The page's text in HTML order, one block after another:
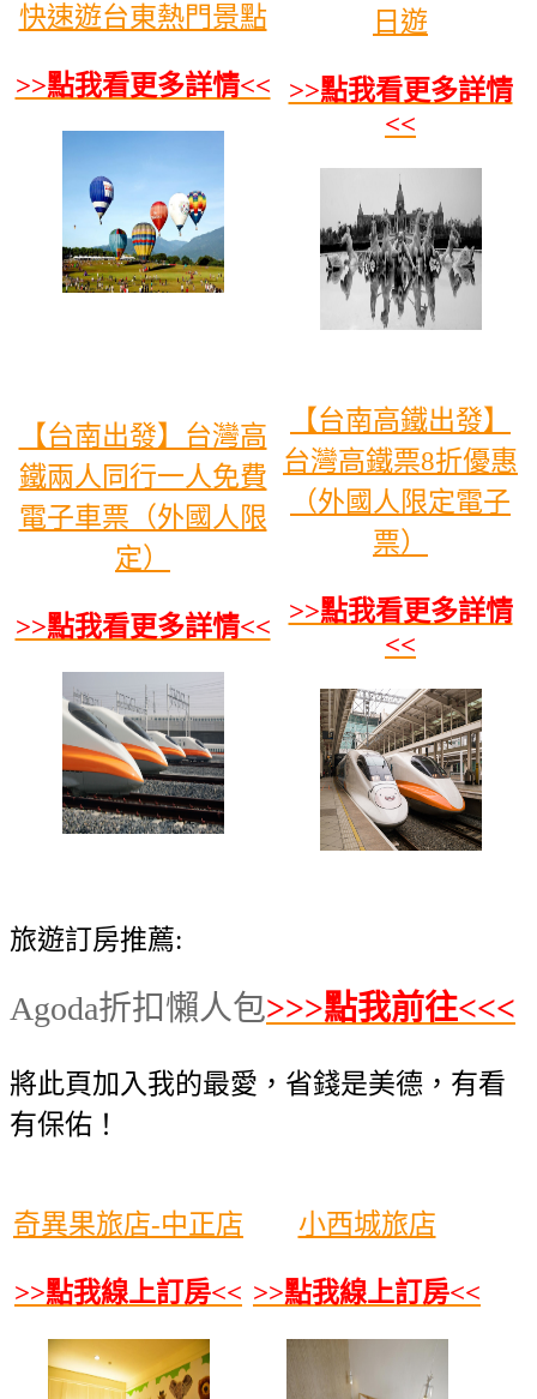
快速遊台東熱門景點
>>點我看更多詳情<<
日遊
>>點我看更多詳情
<<
【台南出發】台灣高
鐵兩人同行一人免費
電子車票（外國人限
定）
>>點我看更多詳情<<
【台南高鐵出發】
台灣高鐵票8折優惠
（外國人限定電子
票）
>>點我看更多詳情
<<
旅遊訂房推薦:
Agoda折扣懶人包>>>點我前往<<<
將此頁加入我的最愛，省錢是美德，有看
有保佑！
奇異果旅店-中正店
>>點我線上訂房<<
小西城旅店
>>點我線上訂房<<